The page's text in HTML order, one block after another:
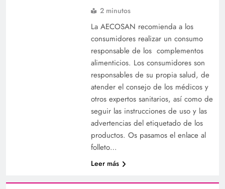
2 minutos
La AECOSAN recomienda a los
consumidores realizar un consumo
responsable de los complementos
alimenticios. Los consumidores son
responsables de su propia salud, de
atender el consejo de los médicos y
otros expertos sanitarios, así como de
seguir las instrucciones de uso y las
advertencias del etiquetado de los
productos. Os pasamos el enlace al
folleto…
Leer más